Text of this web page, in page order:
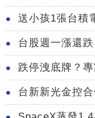
送小孩1張台積
台股週一漲還
跌停洩底牌？
台新新光金控